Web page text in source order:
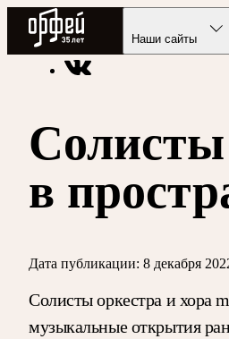
Радио Орфей
Наши сайты
Радио классической музыки
Солисты
в
Дата публикации: 8 декабря
Солисты оркестра и хора
музыкальные открытия